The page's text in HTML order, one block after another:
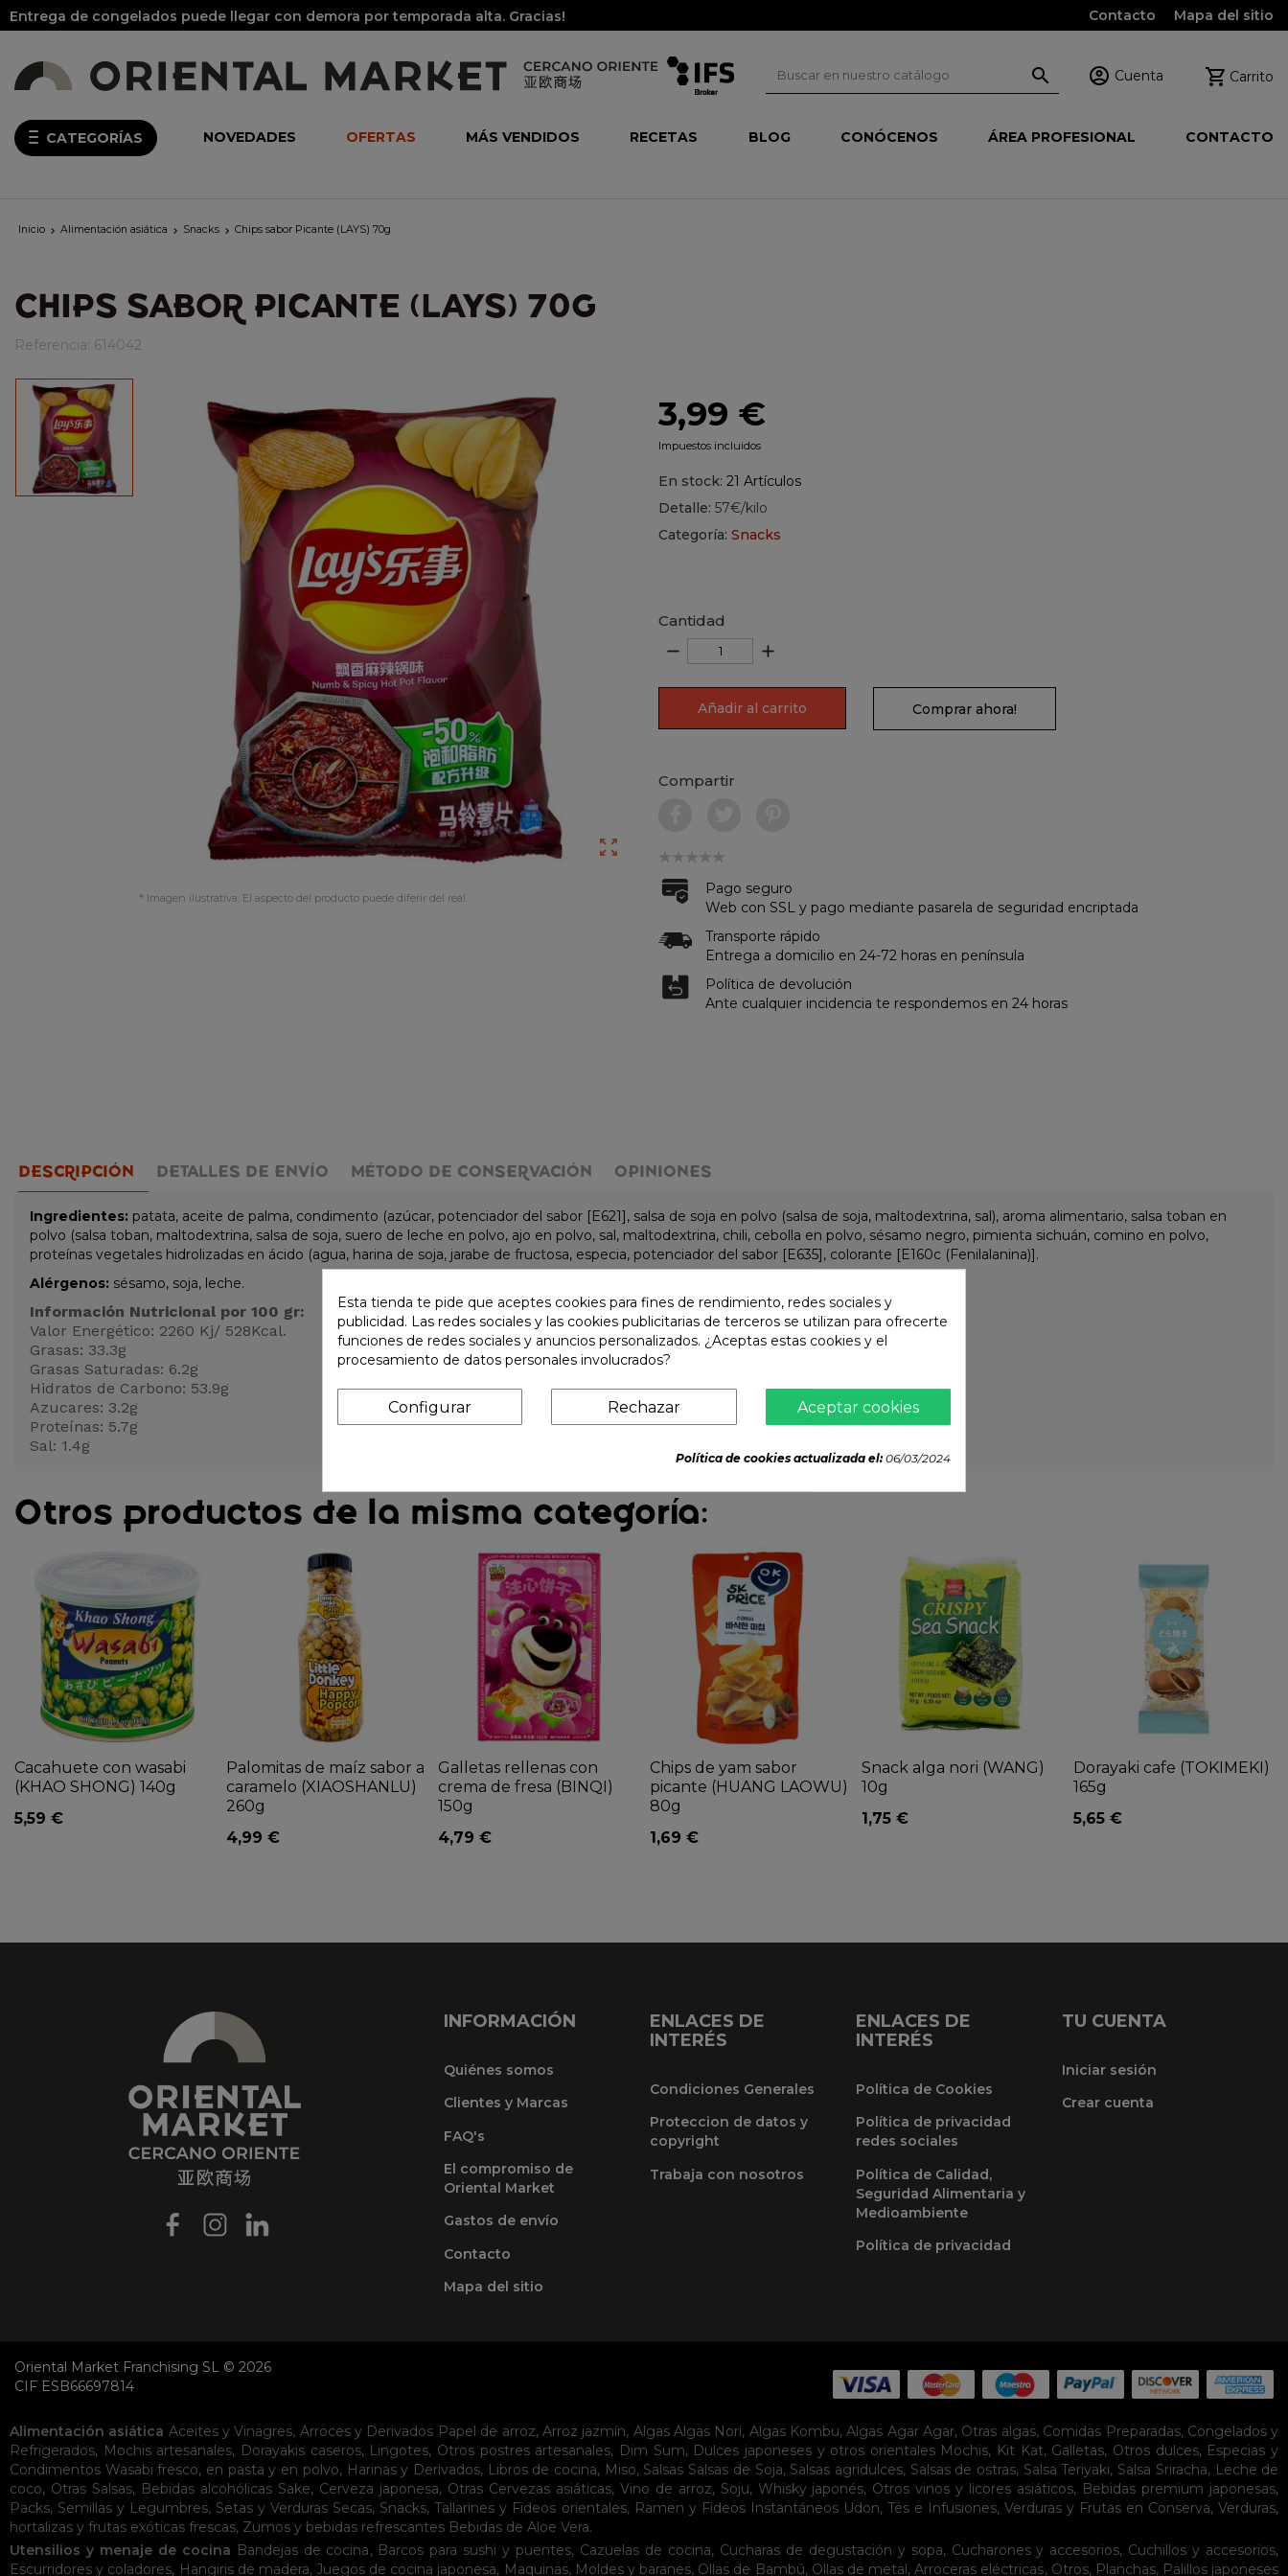
Entrega de congelados puede llegar con demora por temporada alta. Gracias! Contacto Mapa del sitio
  Cuenta  Carrito
CATEGORÍAS NOVEDADES OFERTAS MÁS VENDIDOS RECETAS BLOG CONÓCENOS ÁREA PROFESIONAL CONTACTO
Inicio  Alimentación asiática  Snacks  Chips sabor Picante (LAYS) 70g
CHIPS SABOR PICANTE (LAYS) 70G
Referencia: 614042

* Imagen ilustrativa. El aspecto del producto puede diferir del real.
3,99 €
Impuestos incluidos
En stock: 21 Artículos
Detalle: 57€/kilo
Categoría: Snacks
Cantidad
remove add
Añadir al carrito Comprar ahora!
Compartir
Pago seguro
Web con SSL y pago mediante pasarela de seguridad encriptada
Transporte rápido
Entrega a domicilio en 24-72 horas en península
Política de devolución
Ante cualquier incidencia te respondemos en 24 horas
DESCRIPCIÓN DETALLES DE ENVÍO MÉTODO DE CONSERVACIÓN OPINIONES
Ingredientes: patata, aceite de palma, condimento (azúcar, potenciador del sabor [E621], salsa de soja en polvo (salsa de soja, maltodextrina, sal), aroma alimentario, salsa toban en
polvo (salsa toban, maltodextrina, salsa de soja, suero de leche en polvo, ajo en polvo, sal, maltodextrina, chili, cebolla en polvo, sésamo negro, pimienta sichuán, comino en polvo,
proteínas vegetales hidrolizadas en ácido (agua, harina de soja, jarabe de fructosa, especia, potenciador del sabor [E635], colorante [E160c (Fenilalanina)].
Alérgenos: sésamo, soja, leche.
Información Nutricional por 100 gr:
Valor Energético: 2260 Kj/ 528Kcal.
Grasas: 33.3g
Grasas Saturadas: 6.2g
Hidratos de Carbono: 53.9g
Azucares: 3.2g
Proteínas: 5.7g
Sal: 1.4g
Otros productos de la misma categoría:
Cacahuete con wasabi
(KHAO SHONG) 140g
5,59 €
Palomitas de maíz sabor a
caramelo (XIAOSHANLU)
260g
4,99 €
Galletas rellenas con
crema de fresa (BINQI)
150g
4,79 €
Chips de yam sabor
picante (HUANG LAOWU)
80g
1,69 €
Snack alga nori (WANG)
10g
1,75 €
Dorayaki cafe (TOKIMEKI)
165g
5,65 €
INFORMACIÓN
Quiénes somos
Clientes y Marcas
FAQ's
El compromiso de
Oriental Market
Gastos de envío
Contacto
Mapa del sitio
ENLACES DE
INTERÉS
Condiciones Generales
Proteccion de datos y
copyright
Trabaja con nosotros
ENLACES DE
INTERÉS
Política de Cookies
Política de privacidad
redes sociales
Política de Calidad,
Seguridad Alimentaria y
Medioambiente
Política de privacidad
TU CUENTA
Iniciar sesión
Crear cuenta
Oriental Market Franchising SL © 2026
CIF ESB66697814
Alimentación asiática Aceites y Vinagres, Arroces y Derivados Papel de arroz, Arroz jazmín, Algas Algas Nori, Algas Kombu,Algas Agar Agar, Otras algas, Comidas Preparadas, Congelados y
Refrigerados, Mochis artesanales, Dorayakis caseros, Lingotes, Otros postres artesanales, Dim Sum, Dulces japoneses y otros orientales Mochis, Kit Kat, Galletas, Otros dulces, Especias y
Condimentos Wasabi fresco, en pasta y en polvo, Harinas y Derivados, Libros de cocina, Miso, Salsas Salsas de Soja, Salsas agridulces, Salsas de ostras, Salsa Teriyaki, Salsa Sriracha, Leche de
coco, Otras Salsas, Bebidas alcohólicas Sake, Cerveza japonesa, Otras Cervezas asiáticas, Vino de arroz, Soju, Whisky japonés, Otros vinos y licores asiáticos, Bebidas premium japonesas,
Packs, Semillas y Legumbres, Setas y Verduras Secas, Snacks,Tallarines y Fideos orientales, Ramen y Fideos Instantáneos Udon, Tés e Infusiones, Verduras y Frutas en Conserva,Verduras,
hortalizas y frutas exóticas frescas, Zumos y bebidas refrescantes Bebidas de Aloe Vera.
Utensilios y menaje de cocina Bandejas de cocina, Barcos para sushi y puentes, Cazuelas de cocina, Cucharas de degustación y sopa, Cucharones y accesorios, Cuchillos y accesorios,
Escurridores y coladores, Hangiris de madera, Juegos de cocina japonesa, Maquinas, Moldes y baranes, Ollas de Bambú, Ollas de metal,Arroceras eléctricas, Otros, Planchas, Palillos japoneses
Esta tienda te pide que aceptes cookies para fines de rendimiento, redes sociales y
publicidad. Las redes sociales y las cookies publicitarias de terceros se utilizan para ofrecerte
funciones de redes sociales y anuncios personalizados. ¿Aceptas estas cookies y el
procesamiento de datos personales involucrados?
Aceptar cookies
Rechazar
Configurar
Política de cookies actualizada el:06/03/2024